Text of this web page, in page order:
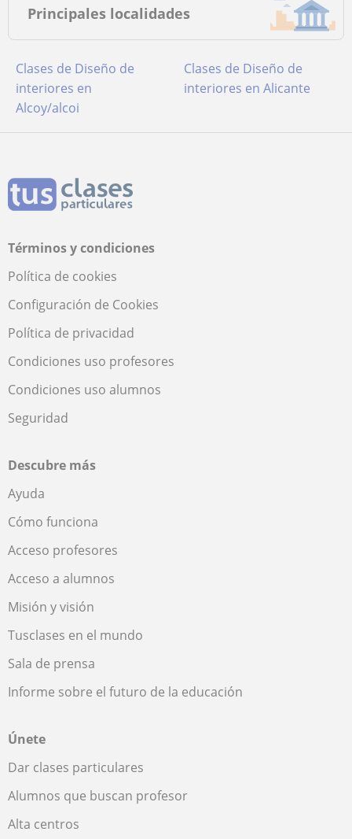
Principales localidades
Clases de Diseño de
interiores en
Alcoy/alcoi
Clases de Diseño de
interiores en Alicante
Términos y condiciones
Política de cookies
Configuración de Cookies
Política de privacidad
Condiciones uso profesores
Condiciones uso alumnos
Seguridad
Descubre más
Ayuda
Cómo funciona
Acceso profesores
Acceso a alumnos
Misión y visión
Tusclases en el mundo
Sala de prensa
Informe sobre el futuro de la educación
Únete
Dar clases particulares
Alumnos que buscan profesor
Alta centros